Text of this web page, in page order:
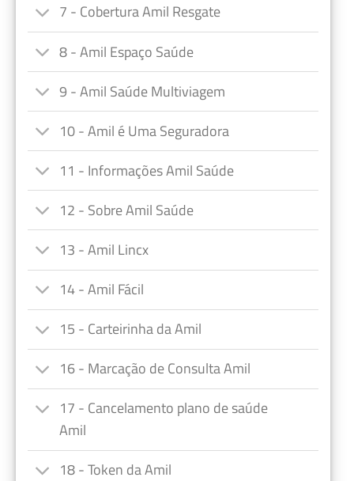
7 - Cobertura Amil Resgate
8 - Amil Espaço Saúde
9 - Amil Saúde Multiviagem
10 - Amil é Uma Seguradora
11 - Informações Amil Saúde
12 - Sobre Amil Saúde
13 - Amil Lincx
14 - Amil Fácil
15 - Carteirinha da Amil
16 - Marcação de Consulta Amil
17 - Cancelamento plano de saúde
Amil
18 - Token da Amil